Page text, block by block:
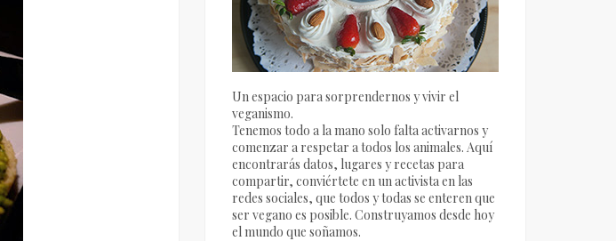
Un espacio para sorprendernos y vivir el
veganismo.
Tenemos todo a la mano solo falta activarnos y
comenzar a respetar a todos los animales. Aquí
encontrarás datos, lugares y recetas para
compartir, conviértete en un activista en las
redes sociales, que todos y todas se enteren que
ser vegano es posible. Construyamos desde hoy
el mundo que soñamos.